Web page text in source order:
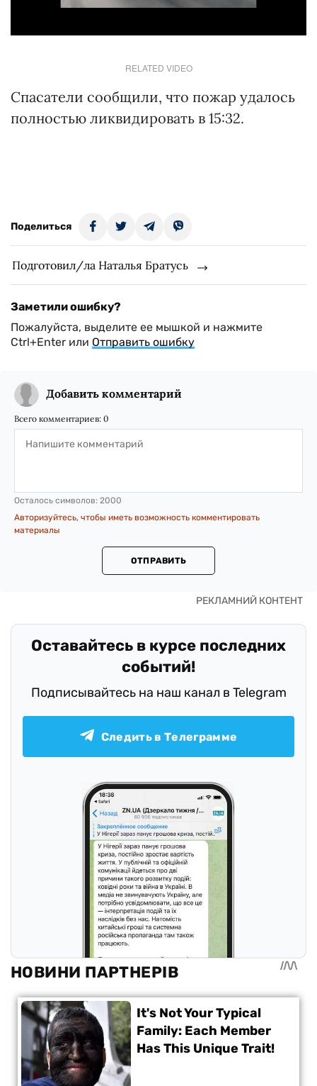
RELATED VIDEO
Спасатели сообщили, что пожар удалось
полностью ликвидировать в 15:32.
Поделиться
Подготовил/ла Наталья Братусь
Заметили ошибку?
Пожалуйста, выделите ее мышкой и нажмите
Ctrl+Enter или Отправить ошибку
Добавить комментарий
Всего комментариев: 0
Осталось символов: 2000
Авторизуйтесь, чтобы иметь возможность комментировать
материалы
ОТПРАВИТЬ
Оставайтесь в курсе последних
событий!
Подписывайтесь на наш канал в Telegram
Следить в Телеграмме